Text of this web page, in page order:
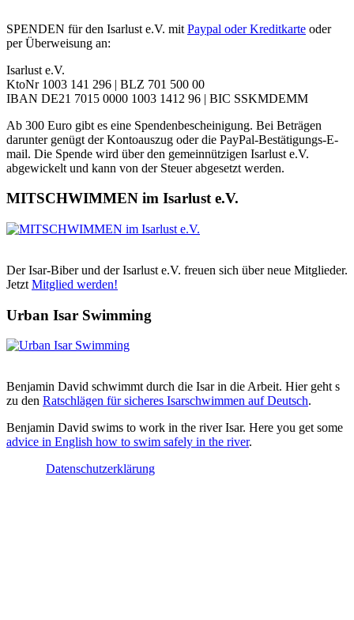
SPENDEN für den Isarlust e.V. mit Paypal oder Kreditkarte oder
per Überweisung an:
Isarlust e.V.
KtoNr 1003 141 296 | BLZ 701 500 00
IBAN DE21 7015 0000 1003 1412 96 | BIC SSKMDEMM
Ab 300 Euro gibt es eine Spendenbescheinigung. Bei Beträgen
darunter genügt der Kontoauszug oder die PayPal-Bestätigungs-E-
mail. Die Spende wird über den gemeinnützigen Isarlust e.V.
abgewickelt und kann von der Steuer abgesetzt werden.
MITSCHWIMMEN im Isarlust e.V.
Der Isar-Biber und der Isarlust e.V. freuen sich über neue Mitglieder.
Jetzt Mitglied werden!
Urban Isar Swimming
Benjamin David schwimmt durch die Isar in die Arbeit. Hier geht s
zu den Ratschlägen für sicheres Isarschwimmen auf Deutsch.
Benjamin David swims to work in the river Isar. Here you get some
advice in English how to swim safely in the river.
Datenschutzerklärung